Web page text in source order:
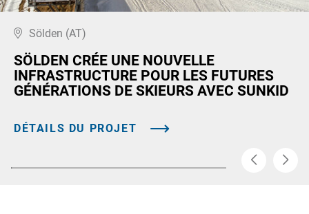
Sölden (AT)
SÖLDEN CRÉE UNE NOUVELLE
INFRASTRUCTURE POUR LES FUTURES
GÉNÉRATIONS DE SKIEURS AVEC SUNKID
DÉTAILS DU PROJET